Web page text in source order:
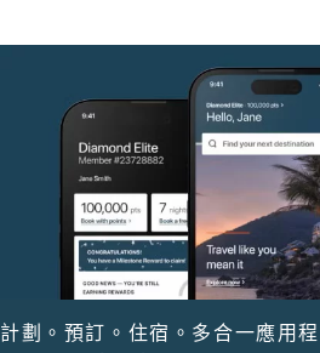
計劃。預訂。住宿。多合一應用程